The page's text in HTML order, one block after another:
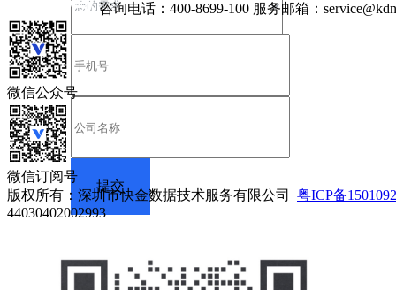
咨询电话： 400-8699-100 服务邮箱：
微信公众号
微信订阅号
版权所有：深圳市快金数据技术服务有限公司 粤ICP备
44030402002993